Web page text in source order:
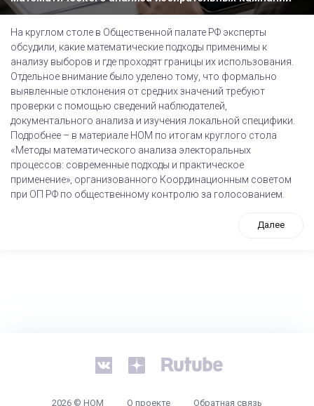
На круглом столе в Общественной палате РФ эксперты
обсудили, какие математические подходы применимы к
анализу выборов и где проходят границы их использования.
Отдельное внимание было уделено тому, что формально
выявленные отклонения от средних значений требуют
проверки с помощью сведений наблюдателей,
документального анализа и изучения локальной специфики.
Подробнее – в материале НОМ по итогам круглого стола
«Методы математического анализа электоральных
процессов: современные подходы и практическое
применение», организованного Координационным советом
при ОП РФ по общественному контролю за голосованием.
Далее
2026 © НОМ О проекте Обратная связь